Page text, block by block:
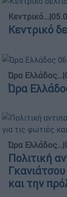
Κεντρικό...|
Κεντρικό
Ώρα Ελλάδος...|
Ώρα
Ώρα Ελλάδος...|
Πολιτική
και την